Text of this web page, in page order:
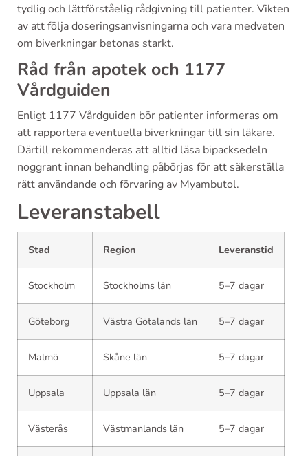
tydlig och lättförståelig rådgivning till patienter. Vikten
av att följa doseringsanvisningarna och vara medveten
om biverkningar betonas starkt.
Råd från apotek och 1177
Vårdguiden
Enligt 1177 Vårdguiden bör patienter informeras om
att rapportera eventuella biverkningar till sin läkare.
Därtill rekommenderas att alltid läsa bipacksedeln
noggrant innan behandling påbörjas för att säkerställa
rätt användande och förvaring av Myambutol.
Leveranstabell
Stad Region Leveranstid
Stockholm Stockholms län 5–7 dagar
Göteborg Västra Götalands län 5–7 dagar
Malmö Skåne län 5–7 dagar
Uppsala Uppsala län 5–7 dagar
Västerås Västmanlands län 5–7 dagar